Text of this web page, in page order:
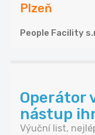
Plzeň
People Facility
Operátor
nástup
Výuční list,